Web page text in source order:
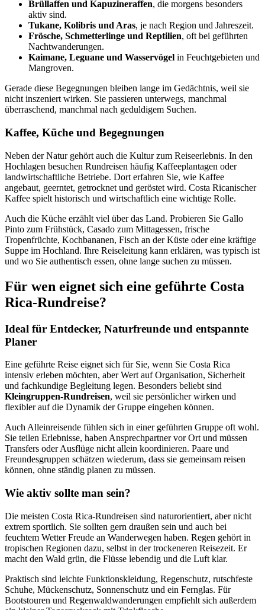
Brüllaffen und Kapuzineraffen, die morgens besonders
aktiv sind.
Tukane, Kolibris und Aras, je nach Region und Jahreszeit.
Frösche, Schmetterlinge und Reptilien, oft bei geführten
Nachtwanderungen.
Kaimane, Leguane und Wasservögel in Feuchtgebieten und
Mangroven.
Gerade diese Begegnungen bleiben lange im Gedächtnis, weil sie
nicht inszeniert wirken. Sie passieren unterwegs, manchmal
überraschend, manchmal nach geduldigem Suchen.
Kaffee, Küche und Begegnungen
Neben der Natur gehört auch die Kultur zum Reiseerlebnis. In den
Hochlagen besuchen Rundreisen häufig Kaffeeplantagen oder
landwirtschaftliche Betriebe. Dort erfahren Sie, wie Kaffee
angebaut, geerntet, getrocknet und geröstet wird. Costa Ricanischer
Kaffee spielt historisch und wirtschaftlich eine wichtige Rolle.
Auch die Küche erzählt viel über das Land. Probieren Sie Gallo
Pinto zum Frühstück, Casado zum Mittagessen, frische
Tropenfrüchte, Kochbananen, Fisch an der Küste oder eine kräftige
Suppe im Hochland. Ihre Reiseleitung kann erklären, was typisch ist
und wo Sie authentisch essen, ohne lange suchen zu müssen.
Für wen eignet sich eine geführte Costa
Rica-Rundreise?
Ideal für Entdecker, Naturfreunde und entspannte
Planer
Eine geführte Reise eignet sich für Sie, wenn Sie Costa Rica
intensiv erleben möchten, aber Wert auf Organisation, Sicherheit
und fachkundige Begleitung legen. Besonders beliebt sind
Kleingruppen-Rundreisen, weil sie persönlicher wirken und
flexibler auf die Dynamik der Gruppe eingehen können.
Auch Alleinreisende fühlen sich in einer geführten Gruppe oft wohl.
Sie teilen Erlebnisse, haben Ansprechpartner vor Ort und müssen
Transfers oder Ausflüge nicht allein koordinieren. Paare und
Freundesgruppen schätzen wiederum, dass sie gemeinsam reisen
können, ohne ständig planen zu müssen.
Wie aktiv sollte man sein?
Die meisten Costa Rica-Rundreisen sind naturorientiert, aber nicht
extrem sportlich. Sie sollten gern draußen sein und auch bei
feuchtem Wetter Freude an Wanderwegen haben. Regen gehört in
tropischen Regionen dazu, selbst in der trockeneren Reisezeit. Er
macht den Wald grün, die Flüsse lebendig und die Luft klar.
Praktisch sind leichte Funktionskleidung, Regenschutz, rutschfeste
Schuhe, Mückenschutz, Sonnenschutz und ein Fernglas. Für
Bootstouren und Regenwaldwanderungen empfiehlt sich außerdem